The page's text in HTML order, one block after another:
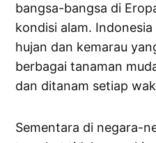
bangsa-bangsa di
kondisi alam.
hujan dan kemarau
berbagai tanaman
dan ditanam setiap
Sementara di negara-